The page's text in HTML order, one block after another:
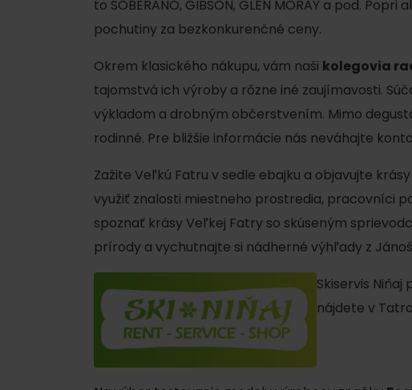
Plánovač
Rezervuj si izby
Kempovanie
So zvieratkami
Letné športy
Turistika
Cyklistika
Lezenie
Vodné športy
Nordic walking
Ak ti škvŕka v bruchu
Reštaurácie
Kaviarne
to SOBERANO, GIBSON, GLEN MORAY a pod.
pochutiny za bezkonkurenčné ceny.
Okrem klasického nákupu, vám naši kolegovia
tajomstvá ich výroby a rôzne iné zaujímavosti.
výkladom a drobným občerstvením. Mimo
rodinné. Pre bližšie informácie nás neváhajte
Zažite Veľkú Fatru v sedle ebajku a objavujte
využiť znalosti miestneho prostredia, pracovníci
spoznať krásy Veľkej Fatry so skúseným
prírody a vychutnajte si nádherné výhľady z
Skiservis
nájdete v